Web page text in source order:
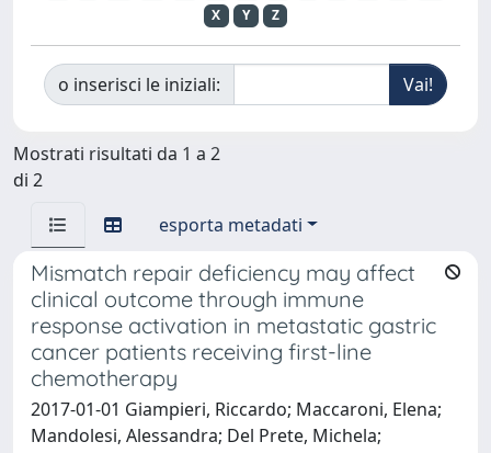
X
Y Z
o inserisci le iniziali:
Mostrati risultati da 1 a 2
di 2
esporta metadati
Mismatch repair deficiency may affect
clinical outcome through immune
response activation in metastatic gastric
cancer patients receiving first-line
chemotherapy
2017-01-01 Giampieri, Riccardo; Maccaroni, Elena;
Mandolesi, Alessandra; Del Prete, Michela;